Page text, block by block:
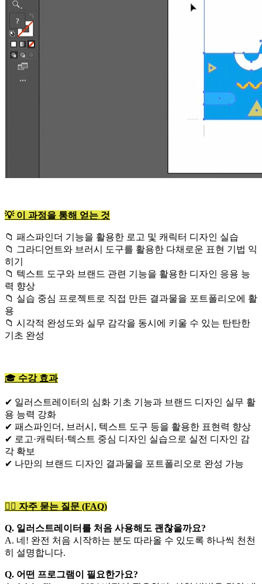
💡 이 과정을 통해 얻는 것
📁 패스파인더 기능을 활용한 로고 및 캐릭터 디자인 실습
📁 그라디언트와 브러시 도구를 활용한 다채로운 표현 기법 익
히기
📁 텍스트 도구와 브랜드 관련 기능을 활용한 디자인 응용 능
력 향상
📁 실습 중심 프로젝트로 직접 만든 결과물을 포트폴리오에 활
용
📁 시각적 완성도와 실무 감각을 동시에 키울 수 있는 탄탄한
기초 완성
🎓 수강 효과
✔ 일러스트레이터의 심화 기초 기능과 브랜드 디자인 실무 활
용 능력 강화
✔ 패스파인더, 브러시, 텍스트 도구 등을 활용한 표현력 향상
✔ 로고·캐릭터·텍스트 중심 디자인 실습으로 실전 디자인 감
각 확보
✔ 나만의 브랜드 디자인 결과물을 포트폴리오로 완성 가능
🙋‍♀️ 자주 묻는 질문 (FAQ)
Q. 일러스트레이터를 처음 사용해도 괜찮을까요?
A. 네! 완전 처음 시작하는 분도 따라올 수 있도록 하나씩 천천
히 설명합니다.
Q. 어떤 프로그램이 필요한가요?